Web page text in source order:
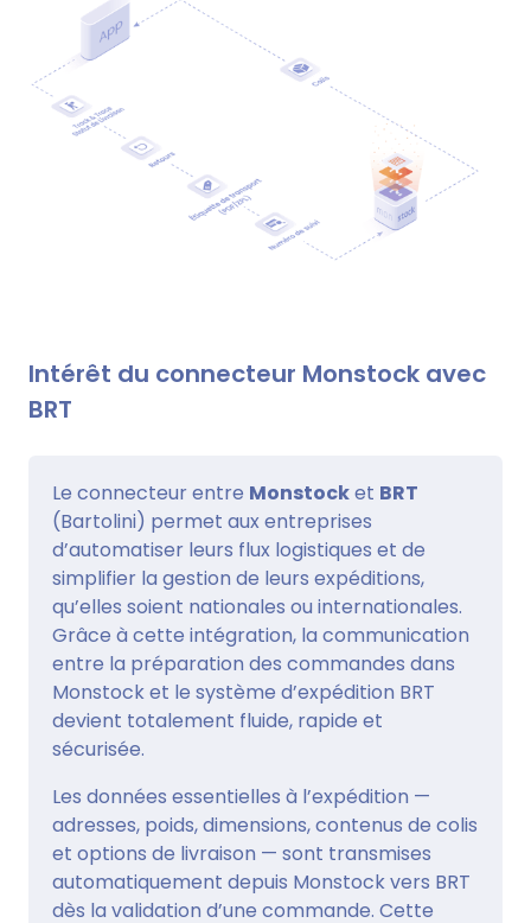
Intérêt du connecteur Monstock avec
BRT
Le connecteur entre Monstocket BRT
(Bartolini) permet aux entreprises
d’automatiser leurs flux logistiques et de
simplifier la gestion de leurs expéditions,
qu’elles soient nationales ou internationales.
Grâce à cette intégration, la communication
entre la préparation des commandes dans
Monstock et le système d’expédition BRT
devient totalement fluide, rapide et
sécurisée.
Les données essentielles à l’expédition —
adresses, poids, dimensions, contenus de colis
et options de livraison — sont transmises
automatiquement depuis Monstock vers BRT
dès la validation d’une commande. Cette